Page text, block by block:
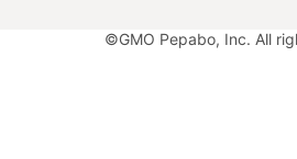
©GMO Pepabo, Inc. All